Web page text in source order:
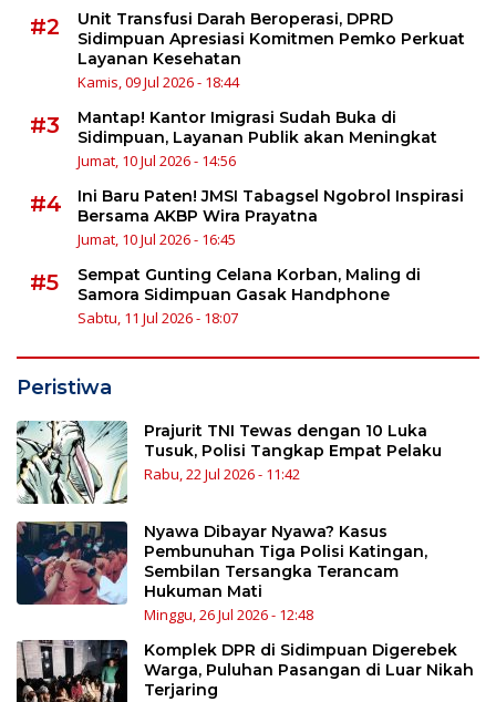
#2
Unit Transfusi Darah Beroperasi, DPRD
Sidimpuan Apresiasi Komitmen Pemko Perkuat
Layanan Kesehatan
Kamis, 09 Jul 2026 - 18:44
#3
Mantap! Kantor Imigrasi Sudah Buka di
Sidimpuan, Layanan Publik akan Meningkat
Jumat, 10 Jul 2026 - 14:56
#4
Ini Baru Paten! JMSI Tabagsel Ngobrol Inspirasi
Bersama AKBP Wira Prayatna
Jumat, 10 Jul 2026 - 16:45
#5
Sempat Gunting Celana Korban, Maling di
Samora Sidimpuan Gasak Handphone
Sabtu, 11 Jul 2026 - 18:07
Peristiwa
Prajurit TNI Tewas dengan 10 Luka
Tusuk, Polisi Tangkap Empat Pelaku
Rabu, 22 Jul 2026 - 11:42
Nyawa Dibayar Nyawa? Kasus
Pembunuhan Tiga Polisi Katingan,
Sembilan Tersangka Terancam
Hukuman Mati
Minggu, 26 Jul 2026 - 12:48
Komplek DPR di Sidimpuan Digerebek
Warga, Puluhan Pasangan di Luar Nikah
Terjaring